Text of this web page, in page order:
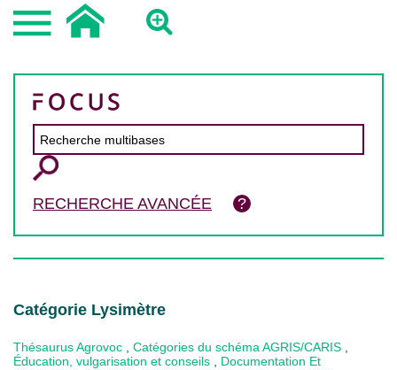
RECHERCHE AVANCÉE
Catégorie Lysimètre
Thésaurus Agrovoc Catégories du schéma AGRIS/CARIS
Éducation, vulgarisation et conseils
Documentation Et